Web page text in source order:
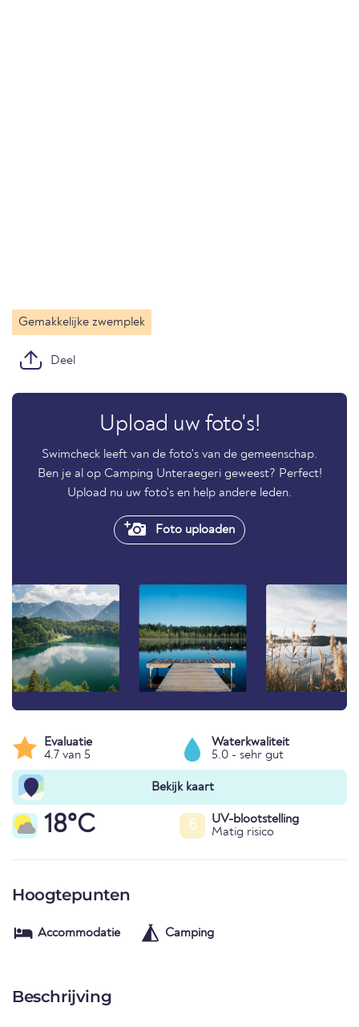
Gemakkelijke zwemplek
Deel
Upload uw foto's!
Swimcheck leeft van de foto's van de gemeenschap.
Ben je al op Camping Unteraegeri geweest? Perfect!
Upload nu uw foto's en help andere leden.
Foto uploaden
Evaluatie
4.7 van 5
Waterkwaliteit
5.0 - sehr gut
Bekijk kaart
18°C 6
UV-blootstelling
Matig risico
Hoogtepunten
Accommodatie Camping
Beschrijving